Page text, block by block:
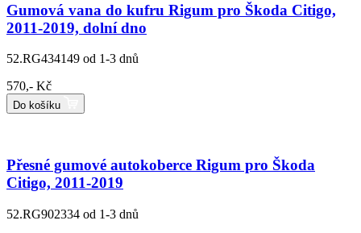
Gumová vana do kufru Rigum pro Škoda Citigo,
2011-2019, dolní dno
52.RG434149 od 1-3 dnů
570,- Kč
Do košíku
Přesné gumové autokoberce Rigum pro Škoda
Citigo, 2011-2019
52.RG902334 od 1-3 dnů